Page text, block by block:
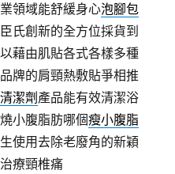
領域能舒緩身心泡腳包
氏創新的全方位採貨到
藉由肌貼各式各樣多種
牌的肩頸熱敷貼爭相推
清潔劑 產品能有效清潔浴
小腹脂肪哪個瘦小腹脂
使用去除老廢角的新穎
療頸椎痛